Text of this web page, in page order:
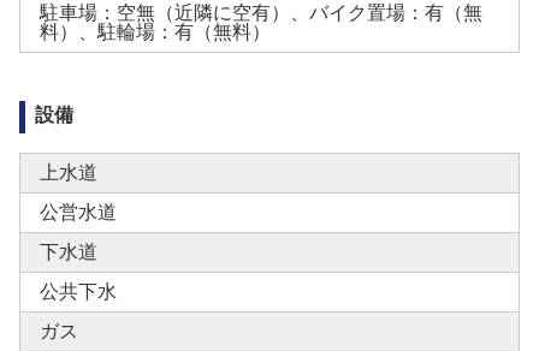
駐車場：空無（近隣に空有）、バイク置場：有（無
料）、駐輪場：有（無料）
設備
上水道
公営水道
下水道
公共下水
ガス